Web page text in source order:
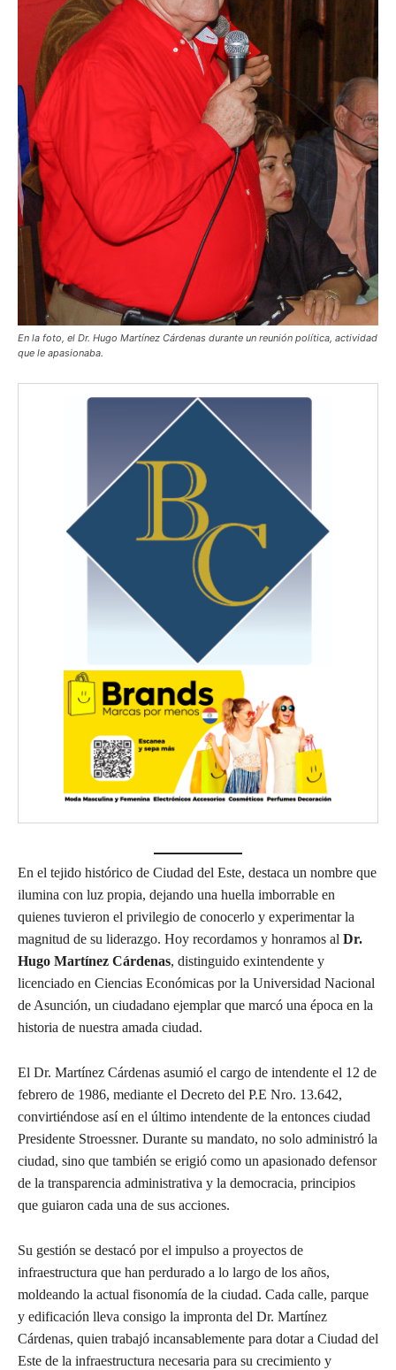
En la foto, el Dr. Hugo Martínez Cárdenas durante un reunión política, actividad
que le apasionaba.
En el tejido histórico de Ciudad del Este, destaca un nombre que
ilumina con luz propia, dejando una huella imborrable en
quienes tuvieron el privilegio de conocerlo y experimentar la
magnitud de su liderazgo. Hoy recordamos y honramos al Dr.
Hugo Martínez Cárdenas, distinguido exintendente y
licenciado en Ciencias Económicas por la Universidad Nacional
de Asunción, un ciudadano ejemplar que marcó una época en la
historia de nuestra amada ciudad.
El Dr. Martínez Cárdenas asumió el cargo de intendente el 12 de
febrero de 1986, mediante el Decreto del P.E Nro. 13.642,
convirtiéndose así en el último intendente de la entonces ciudad
Presidente Stroessner. Durante su mandato, no solo administró la
ciudad, sino que también se erigió como un apasionado defensor
de la transparencia administrativa y la democracia, principios
que guiaron cada una de sus acciones.
Su gestión se destacó por el impulso a proyectos de
infraestructura que han perdurado a lo largo de los años,
moldeando la actual fisonomía de la ciudad. Cada calle, parque
y edificación lleva consigo la impronta del Dr. Martínez
Cárdenas, quien trabajó incansablemente para dotar a Ciudad del
Este de la infraestructura necesaria para su crecimiento y